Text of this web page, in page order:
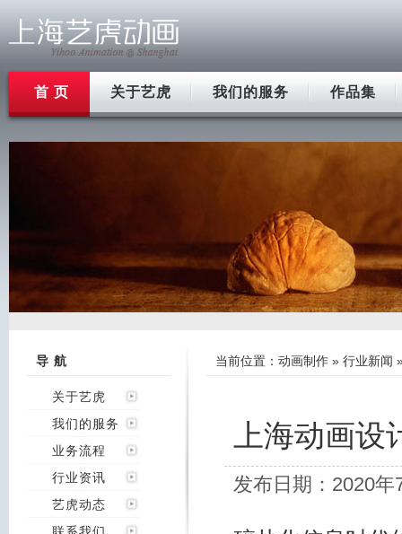
首 页 关于艺虎 我们的服务 作品集
导 航
关于艺虎
我们的服务
业务流程
行业资讯
艺虎动态
当前位置： 动画制作 » 行业新闻
上海动画
发布日期：2020